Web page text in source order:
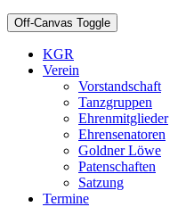
Off-Canvas Toggle
KGR
Verein
Vorstandschaft
Tanzgruppen
Ehrenmitglieder
Ehrensenatoren
Goldner Löwe
Patenschaften
Satzung
Termine